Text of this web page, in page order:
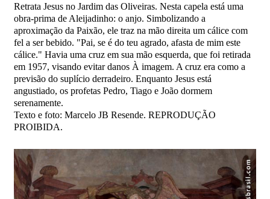
Retrata Jesus no Jardim das Oliveiras. Nesta capela está uma
obra-prima de Aleijadinho: o anjo. Simbolizando a
aproximação da Paixão, ele traz na mão direita um cálice com
fel a ser bebido. "Pai, se é do teu agrado, afasta de mim este
cálice." Havia uma cruz em sua mão esquerda, que foi retirada
em 1957, visando evitar danos À imagem. A cruz era como a
previsão do suplício derradeiro. Enquanto Jesus está
angustiado, os profetas Pedro, Tiago e João dormem
serenamente.
Texto e foto: Marcelo JB Resende. REPRODUÇÃO
PROIBIDA.